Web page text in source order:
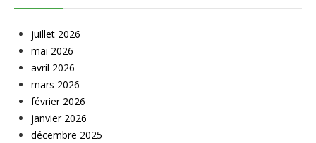
juillet 2026
mai 2026
avril 2026
mars 2026
février 2026
janvier 2026
décembre 2025